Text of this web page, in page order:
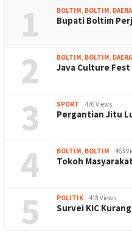
1 BOLTIM, BOLTIM,
Bupati Boltim
2 BOLTIM, BOLTIM,
Java Culture
3 SPORT 476 Views
Pergantian Jitu
4 BOLTIM, BOLTIM 463
Tokoh
5 POLITIK 418 Views
Survei KIC